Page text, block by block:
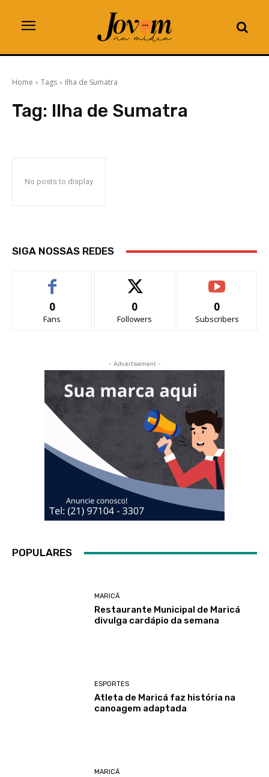
Home Tags Ilha de Sumatra
Tag: Ilha de Sumatra
No posts to display
SIGA NOSSAS REDES
0
Fans
0
Followers
0
Subscribers
- Advertisement -
POPULARES
MARICÁ
Restaurante Municipal de Maricá
divulga cardápio da semana
ESPORTES
Atleta de Maricá faz história na
canoagem adaptada
MARICÁ